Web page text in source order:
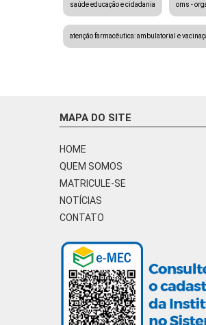
saúde educação e cidadania oms -
atenção farmacêutica: ambulatorial e
MAPA DO SITE
HOME
QUEM SOMOS
MATRICULE-SE
NOTÍCIAS
CONTATO